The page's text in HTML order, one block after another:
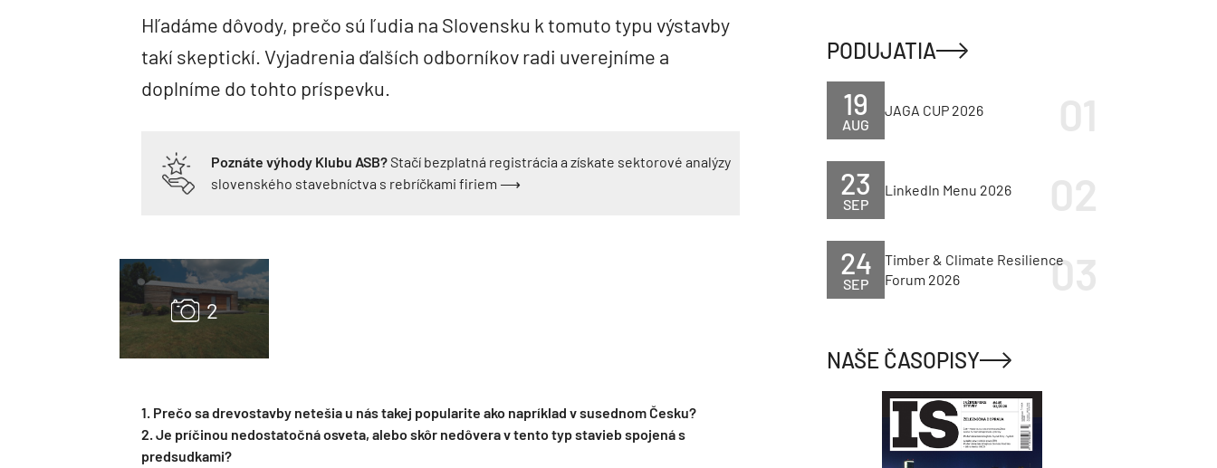
Hľadáme dôvody, prečo sú ľudia na Slovensku k tomuto typu výstavby
takí skeptickí. Vyjadrenia ďalších odborníkov radi uverejníme a
doplníme do tohto príspevku.
Poznáte výhody Klubu ASB?Stačí bezplatná registrácia a získate sektorové analýzy
slovenského stavebníctva s rebríčkami firiem ⟶
1. Prečo sa drevostavby netešia u nás takej popularite ako napríklad v susednom Česku?
2. Je príčinou nedostatočná osveta, alebo skôr nedôvera v tento typ stavieb spojená s
predsudkami?
PODUJATIA
AUG
19 JAGA CUP 2026
SEP
23 LinkedIn Menu 2026
SEP
24
Timber & Climate Resilience
Forum 2026
NAŠE ČASOPISY